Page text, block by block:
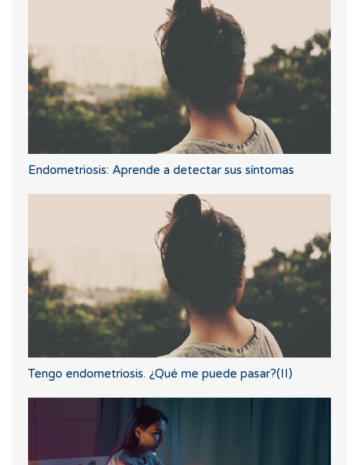
Endometriosis: Aprende a detectar sus síntomas
Tengo endometriosis. ¿Qué me puede pasar?(II)